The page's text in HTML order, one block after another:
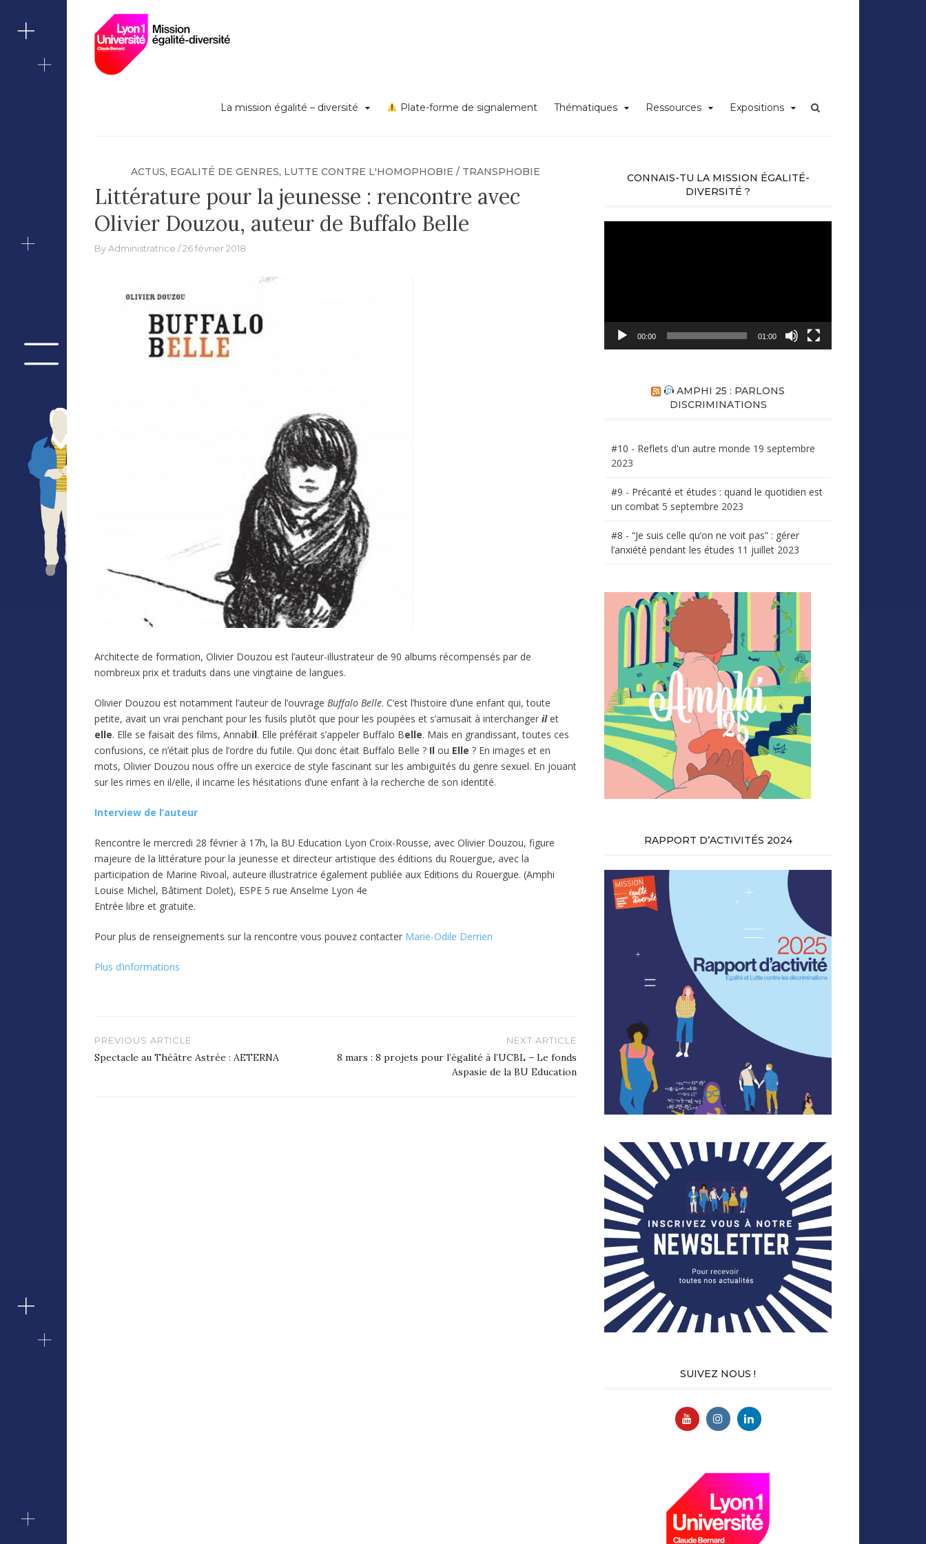
content
La mission égalité – diversité Plate-forme de signalement Thématiques Ressources Expositions
ACTUS, EGALITÉ DE GENRES, LUTTE CONTRE L'HOMOPHOBIE / TRANSPHOBIE
Littérature pour la jeunesse : rencontre avec
Olivier Douzou, auteur de Buffalo Belle
ByAdministratrice 26 février 2018
Architecte de formation, Olivier Douzou est l’auteur-illustrateur de 90 albums récompensés par de
nombreux prix et traduits dans une vingtaine de langues.
Olivier Douzou est notamment l’auteur de l’ouvrage Buffalo Belle. C’est l’histoire d’une enfant qui, toute
petite, avait un vrai penchant pour les fusils plutôt que pour les poupées et s’amusait à interchanger ilet
elle. Elle se faisait des films, Annabil. Elle préférait s’appeler Buffalo Belle. Mais en grandissant, toutes ces
confusions, ce n’était plus de l’ordre du futile. Qui donc était Buffalo Belle ? Il ou Elle ? En images et en
mots, Olivier Douzou nous offre un exercice de style fascinant sur les ambiguïtés du genre sexuel. En jouant
sur les rimes en il/elle, il incarne les hésitations d’une enfant à la recherche de son identité.
Interview de l’auteur
Rencontre le mercredi 28 février à 17h, la BU Education Lyon Croix-Rousse, avec Olivier Douzou, figure
majeure de la littérature pour la jeunesse et directeur artistique des éditions du Rouergue, avec la
participation de Marine Rivoal, auteure illustratrice également publiée aux Editions du Rouergue. (Amphi
Louise Michel, Bâtiment Dolet), ESPE 5 rue Anselme Lyon 4e
Entrée libre et gratuite.
Pour plus de renseignements sur la rencontre vous pouvez contacter Marie-Odile Derrien
Plus d’informations
Navigation
de
PREVIOUS ARTICLE
Spectacle au Théâtre Astrée : AETERNA
NEXT ARTICLE
8 mars : 8 projets pour l’égalité à l’UCBL – Le fonds
Aspasie de la BU Education
CONNAIS-TU LA MISSION ÉGALITÉ-
DIVERSITÉ ?
00:00 01:00
AMPHI 25 : PARLONS
DISCRIMINATIONS
#10 - Reflets d'un autre monde 19 septembre
2023
#9 - Précarité et études : quand le quotidien est
un combat 5 septembre 2023
#8 - “Je suis celle qu’on ne voit pas” : gérer
l’anxiété pendant les études 11 juillet 2023
RAPPORT D’ACTIVITÉS 2024
SUIVEZ NOUS !